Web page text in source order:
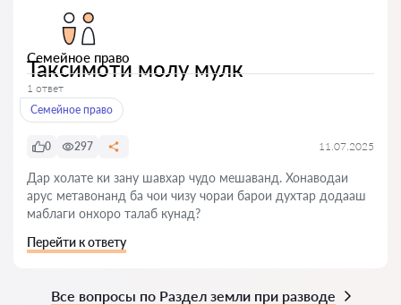
Семейное право
Таксимоти молу мулк
1 ответ
Семейное право
0 297 11.07.2025
Дар холате ки зану шавхар чудо мешаванд. Хонаводаи
арус метавонанд ба чои чизу чораи барои духтар додааш
маблаги онхоро талаб кунад?
Перейти к ответу
Все вопросы по Раздел земли при разводе